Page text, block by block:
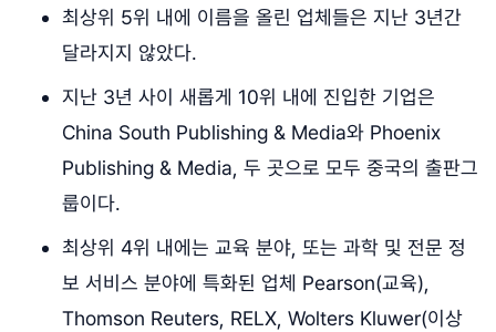
최상위 5위 내에 이름을 올린 업체들은 지난 3년간
달라지지 않았다.
지난 3년 사이 새롭게 10위 내에 진입한 기업은
China South Publishing & Media와 Phoenix
Publishing & Media, 두 곳으로 모두 중국의 출판그
룹이다.
최상위 4위 내에는 교육 분야, 또는 과학 및 전문 정
보 서비스 분야에 특화된 업체 Pearson(교육),
Thomson Reuters, RELX, Wolters Kluwer(이상